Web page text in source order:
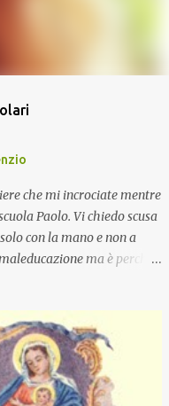
che mi incrociate mentre
Paolo. Vi chiedo scusa
con la mano e non a
ma è perché